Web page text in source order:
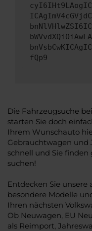
fQp9
Die Fahrzeugsuche
starten Sie doch
Ihrem Wunschauto
Gebrauchtwagen und
schnell und Sie finden
suchen!
Entdecken Sie
besondere Modelle
Ihren nächsten
Ob Neuwagen, EU
als Reimport,